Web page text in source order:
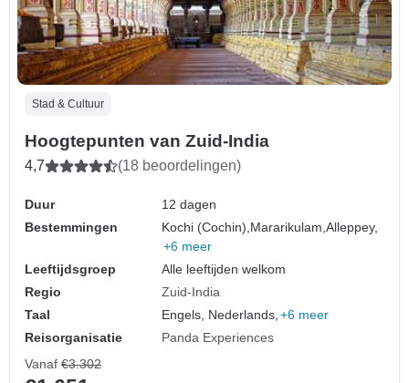
Stad & Cultuur
Hoogtepunten van Zuid-India
4,7 (18 beoordelingen)
Duur
12 dagen
Bestemmingen
Kochi (Cochin), Mararikulam,Alleppey,
+6 meer
Leeftijdsgroep
Alle leeftijden welkom
Regio
Zuid-India
Taal
Engels, Nederlands, +6 meer
Reisorganisatie
Panda Experiences
Vanaf €3.302